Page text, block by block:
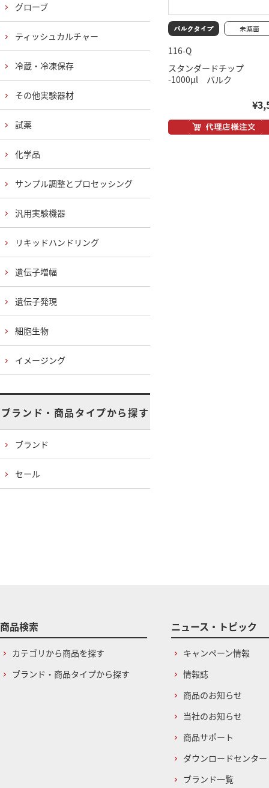
116-Q
スタンダードチップ
-1000μl バルク
グローブ
ティッシュカルチャー
冷蔵・冷凍保存
その他実験器材
試薬
化学品
サンプル調整とプロセッシング
汎用実験機器
リキッドハンドリング
遺伝子増幅
遺伝子発現
細胞生物
イメージング
ブランド・商品タイプから探す
ブランド
セール
商品検索
カテゴリから商品を探す
ブランド・商品タイプから探す
ニュース・トピック
キャンペーン情報
情報誌
商品のお知らせ
当社のお知らせ
商品サポート
ダウンロードセンター
ブランド一覧